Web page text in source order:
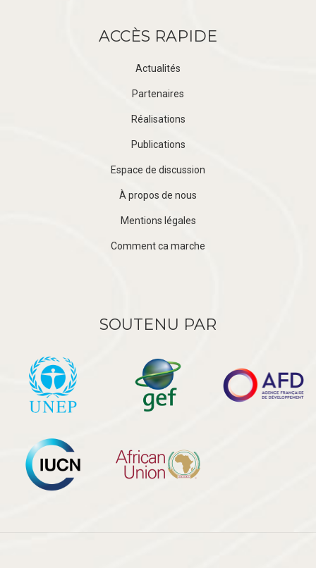
ACCÈS RAPIDE
Actualités
Partenaires
Réalisations
Publications
Espace de discussion
À propos de nous
Mentions légales
Comment ca marche
SOUTENU PAR